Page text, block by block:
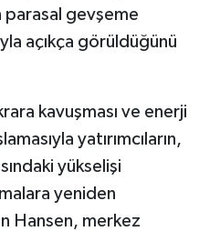
parasal gevşeme
açıkça görüldüğünü
kavuşması ve enerji
yatırımcıların,
yükselişi
yeniden
Hansen, merkez